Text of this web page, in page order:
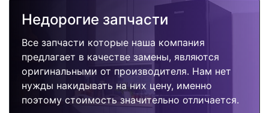
Недорогие запчасти
Все запчасти которые наша компания
предлагает в качестве замены, являются
оригинальными от производителя. Нам нет
нужды накидывать на них цену, именно
поэтому стоимость значительно отличается.